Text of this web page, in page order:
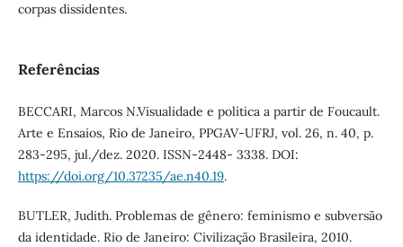
corpas dissidentes.
Referências
BECCARI, Marcos N.Visualidade e política a partir de Foucault.
Arte e Ensaios, Rio de Janeiro, PPGAV-UFRJ, vol. 26, n. 40, p.
283-295, jul./dez. 2020. ISSN-2448- 3338. DOI:
https://doi.org/10.37235/ae.n40.19.
BUTLER, Judith. Problemas de gênero: feminismo e subversão
da identidade. Rio de Janeiro: Civilização Brasileira, 2010.